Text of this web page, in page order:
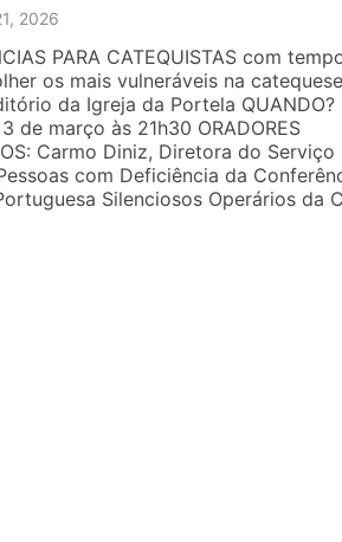
2026
PARA CATEQUISTAS com
os mais vulneráveis na catequese
da Igreja da Portela
de março às 21h30 ORADORES
Carmo Diniz, Diretora do Serviço
com Deficiência da
Silenciosos Operários da